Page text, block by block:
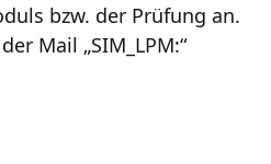
bzw. der Prüfung an.
Mail „SIM_LPM:“